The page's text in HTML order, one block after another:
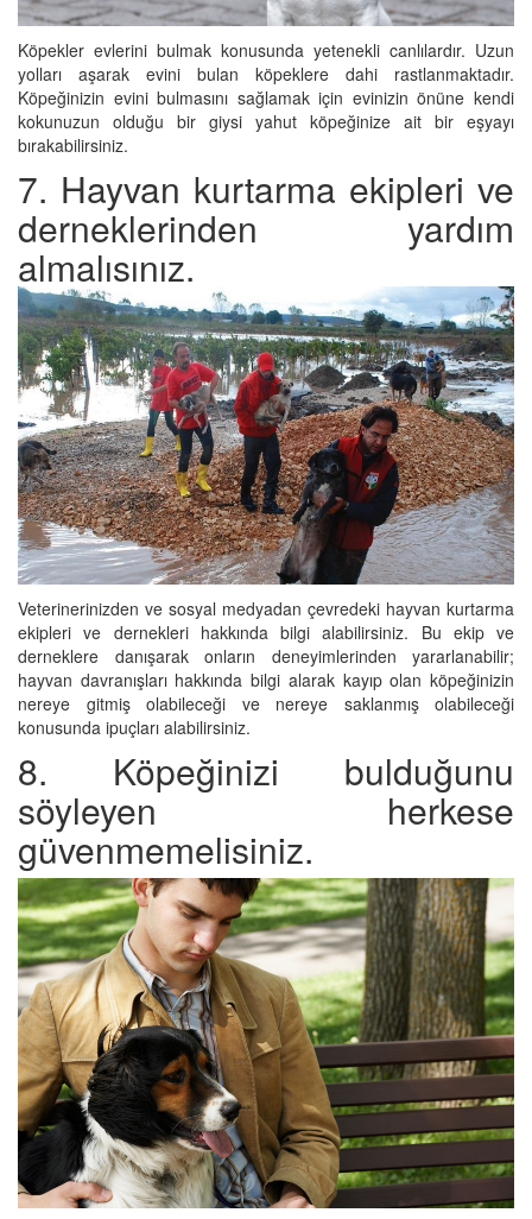
Köpekler evlerini bulmak konusunda yetenekli canlılardır. Uzun
yolları aşarak evini bulan köpeklere dahi rastlanmaktadır.
Köpeğinizin evini bulmasını sağlamak için evinizin önüne kendi
kokunuzun olduğu bir giysi yahut köpeğinize ait bir eşyayı
bırakabilirsiniz.
7. Hayvan kurtarma ekipleri ve
derneklerinden yardım
almalısınız.
Veterinerinizden ve sosyal medyadan çevredeki hayvan kurtarma
ekipleri ve dernekleri hakkında bilgi alabilirsiniz. Bu ekip ve
derneklere danışarak onların deneyimlerinden yararlanabilir;
hayvan davranışları hakkında bilgi alarak kayıp olan köpeğinizin
nereye gitmiş olabileceği ve nereye saklanmış olabileceği
konusunda ipuçları alabilirsiniz.
8. Köpeğinizi bulduğunu
söyleyen herkese
güvenmemelisiniz.